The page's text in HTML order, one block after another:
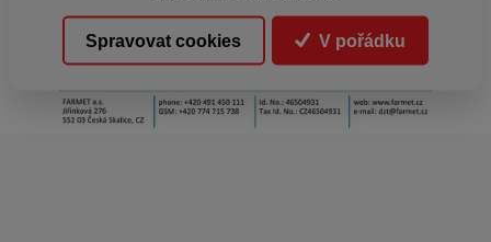
Spravovat cookies V pořádku